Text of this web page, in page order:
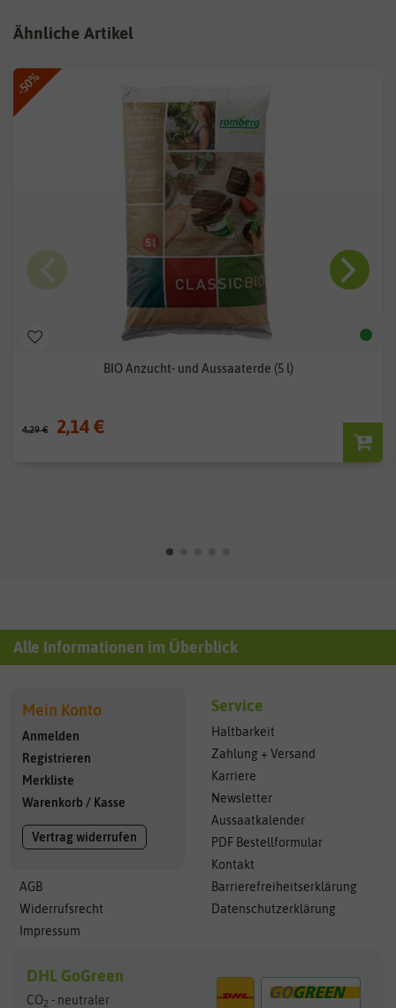
Ähnliche Artikel
-50%
BIO Anzucht- und Aussaaterde (5 l)
4,29 € 2,14 €
Alle Informationen im Überblick
Mein Konto
Anmelden
Registrieren
Merkliste
Warenkorb / Kasse
Vertrag widerrufen
AGB
Widerrufsrecht
Impressum
Service
Haltbarkeit
Zahlung + Versand
Karriere
Newsletter
Aussaatkalender
PDF Bestellformular
Kontakt
Barrierefreiheitserklärung
Datenschutzerklärung
DHL GoGreen
CO2 - neutraler